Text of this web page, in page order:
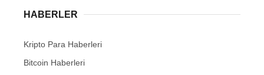
HABERLER
Kripto Para Haberleri
Bitcoin Haberleri